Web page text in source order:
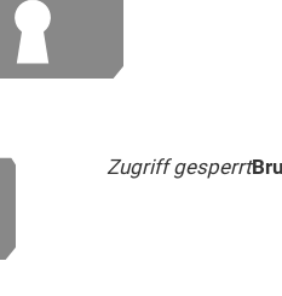
Zugriff gesperrt